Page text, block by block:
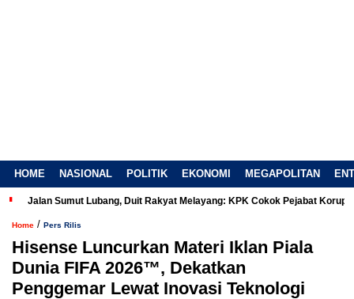
HOME NASIONAL POLITIK EKONOMI MEGAPOLITAN
Jalan Sumut Lubang, Duit Rakyat Melayang: KPK Cokok Pejabat Korup
Home / Pers Rilis
Hisense Luncurkan Materi Iklan Piala
Dunia FIFA 2026™, Dekatkan
Penggemar Lewat Inovasi Teknologi